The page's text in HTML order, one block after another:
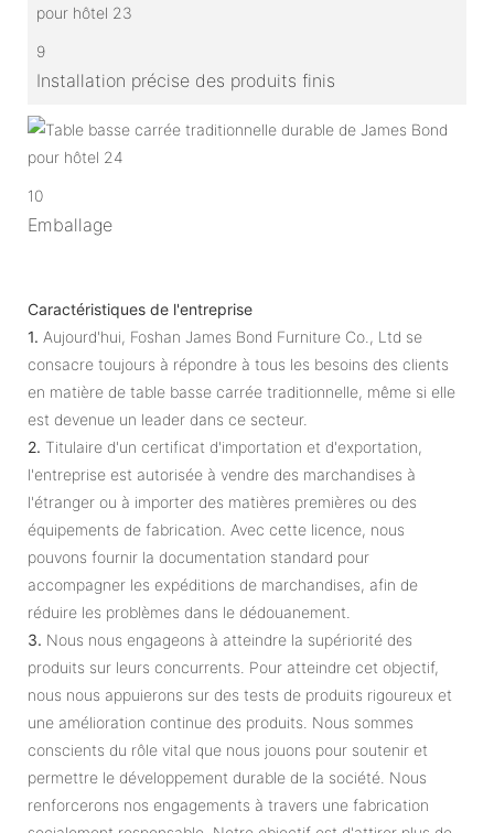
9
Installation précise des produits finis
10
Emballage
Caractéristiques de l'entreprise
1. Aujourd'hui, Foshan James Bond Furniture Co., Ltd se
consacre toujours à répondre à tous les besoins des clients
en matière de table basse carrée traditionnelle, même si elle
est devenue un leader dans ce secteur.
2. Titulaire d'un certificat d'importation et d'exportation,
l'entreprise est autorisée à vendre des marchandises à
l'étranger ou à importer des matières premières ou des
équipements de fabrication. Avec cette licence, nous
pouvons fournir la documentation standard pour
accompagner les expéditions de marchandises, afin de
réduire les problèmes dans le dédouanement.
3. Nous nous engageons à atteindre la supériorité des
produits sur leurs concurrents. Pour atteindre cet objectif,
nous nous appuierons sur des tests de produits rigoureux et
une amélioration continue des produits. Nous sommes
conscients du rôle vital que nous jouons pour soutenir et
permettre le développement durable de la société. Nous
renforcerons nos engagements à travers une fabrication